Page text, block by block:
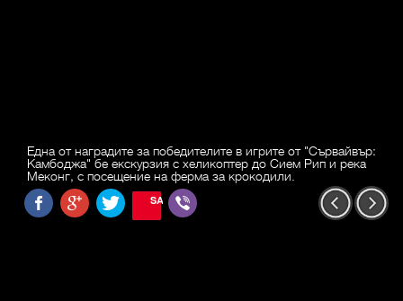
Една от наградите за победителите в игрите от "Сървайвър:
Камбоджа" бе екскурзия с хеликоптер до Сием Рип и река
Меконг, с посещение на ферма за крокодили.
SAVE